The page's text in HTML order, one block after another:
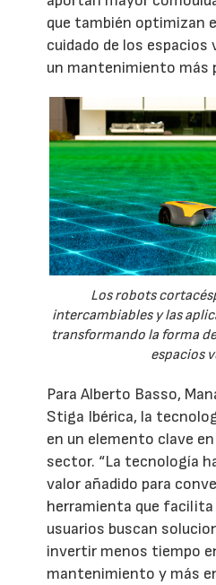
que también optimizan
cuidado de los espacios
un mantenimiento más
Los robots
intercambiables y las
transformando la forma
espacios
Para Alberto Basso,
Stiga Ibérica, la
en un elemento clave
sector. “La tecnología
valor añadido para
herramienta que facilita
usuarios buscan
invertir menos tiempo
mantenimiento y más